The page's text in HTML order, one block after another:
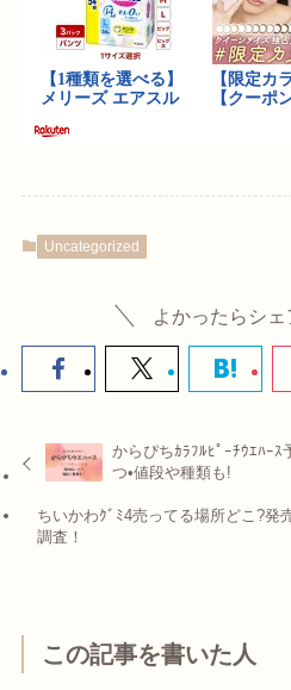
Uncategorized
よかったらシェ
からぴちｶﾗﾌﾙﾋﾟｰﾁｳｴﾊｰ
つ•値段や種類も!
ちいかわｸﾞﾐ4売ってる場所どこ?発
調査！
この記事を書いた人